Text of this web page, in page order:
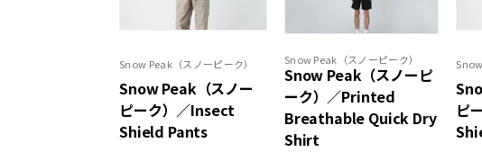
Snow Peak（スノーピーク）
Snow Peak（スノー
ピーク）／Insect
Shield Pants
Snow Peak（スノーピーク）
Snow Peak（スノーピ
ーク）／Printed
Breathable Quick Dry
Shirt
ピ